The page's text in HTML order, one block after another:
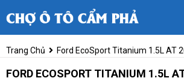
Trang Chủ Ford EcoSport Titanium 1.5L AT
FORD ECOSPORT TITANIUM 1.5L